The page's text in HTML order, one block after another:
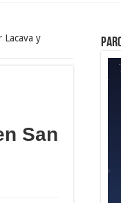
Lacava y
San